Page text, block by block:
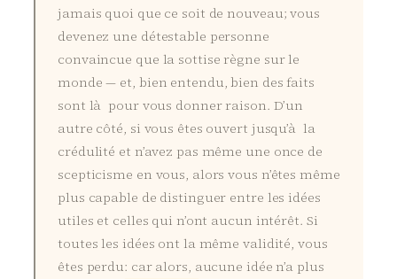
jamais quoi que ce soit de nouveau; vous
devenez une détestable personne
convaincue que la sottise règne sur le
monde — et, bien entendu, bien des faits
sont là pour vous donner raison. D’un
autre côté, si vous êtes ouvert jusqu’à la
crédulité et n’avez pas même une once de
scepticisme en vous, alors vous n’êtes même
plus capable de distinguer entre les idées
utiles et celles qui n’ont aucun intérêt. Si
toutes les idées ont la même validité, vous
êtes perdu: car alors, aucune idée n’a plus